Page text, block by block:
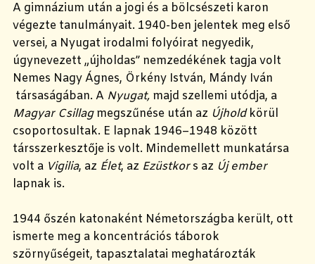
A gimnázium után a jogi és a bölcsészeti karon
végezte tanulmányait. 1940-ben jelentek meg első
versei, a Nyugat irodalmi folyóirat negyedik,
úgynevezett „újholdas” nemzedékének tagja volt
Nemes Nagy Ágnes, Örkény István, Mándy Iván
társaságában. A Nyugat, majd szellemi utódja, a
Magyar Csillagmegszűnése után az Újholdkörül
csoportosultak. E lapnak 1946–1948 között
társszerkesztője is volt. Mindemellett munkatársa
volt a Vigilia, az Élet, az Ezüstkors az Új ember
lapnak is.
1944 őszén katonaként Németországba került, ott
ismerte meg a koncentrációs táborok
szörnyűségeit, tapasztalatai meghatározták